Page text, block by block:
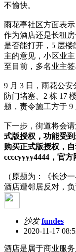
不愉快。
雨花亭社区方面表
作为酒店还是长租
是否能打开，5 层
主的意见，小区业
至目前，多名业主签
9 月 3 日，雨花公
防门堵塞、2 栋 17
题，责令施工方于 9
下一步，街道将会
式版授权，功能受
购买正式版授权，
ccccyyyy4444，官
（原题为：《长沙
酒店遭邻居反对，负
沙发 fundes
2020-11-17
酒店是属于商业服